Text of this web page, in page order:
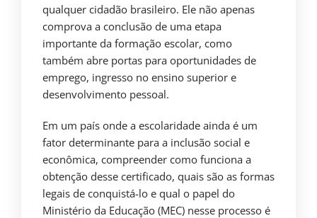
qualquer cidadão brasileiro. Ele não apenas
comprova a conclusão de uma etapa
importante da formação escolar, como
também abre portas para oportunidades de
emprego, ingresso no ensino superior e
desenvolvimento pessoal.
Em um país onde a escolaridade ainda é um
fator determinante para a inclusão social e
econômica, compreender como funciona a
obtenção desse certificado, quais são as formas
legais de conquistá-lo e qual o papel do
Ministério da Educação (MEC) nesse processo é